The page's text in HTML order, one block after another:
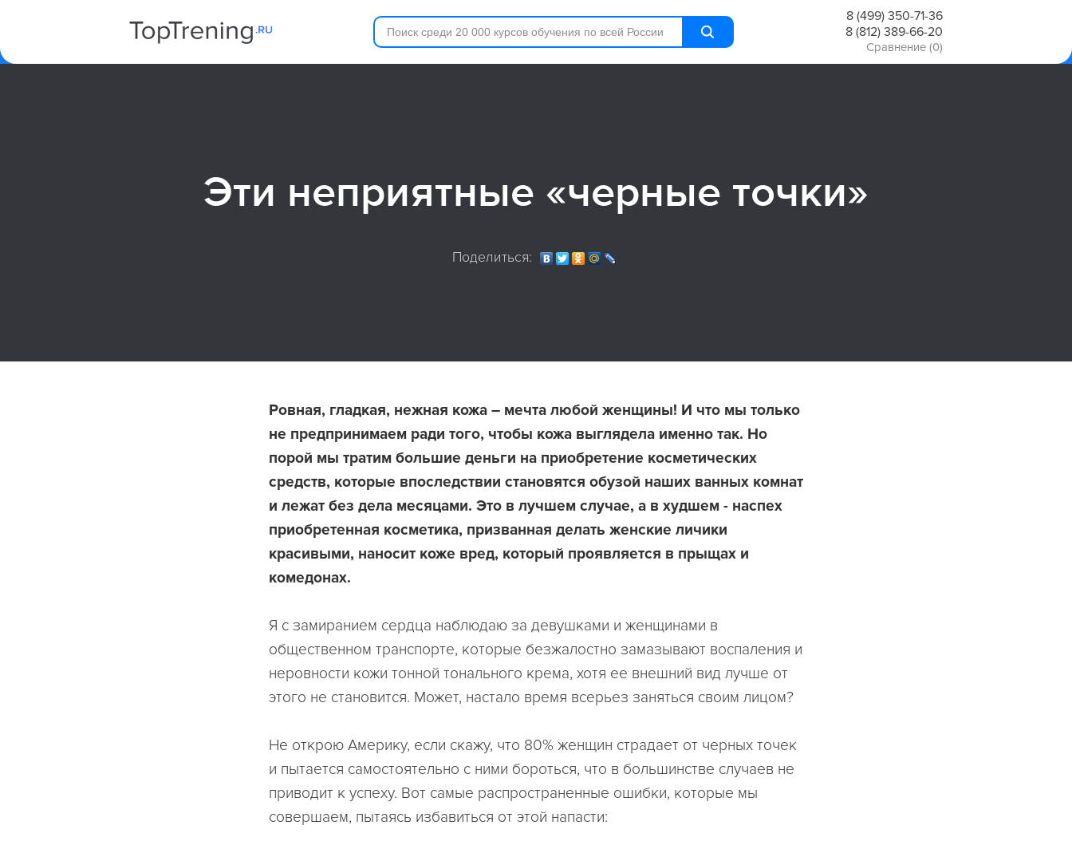
8 (499) 350-71-36
8 (812) 389-66-20
Сравнение (0)
Эти неприятные «черные точки»
Поделиться:
Ровная, гладкая, нежная кожа – мечта любой женщины! И что мы только
не предпринимаем ради того, чтобы кожа выглядела именно так. Но
порой мы тратим большие деньги на приобретение косметических
средств, которые впоследствии становятся обузой наших ванных комнат
и лежат без дела месяцами. Это в лучшем случае, а в худшем - наспех
приобретенная косметика, призванная делать женские личики
красивыми, наносит коже вред, который проявляется в прыщах и
комедонах.
Я с замиранием сердца наблюдаю за девушками и женщинами в
общественном транспорте, которые безжалостно замазывают воспаления и
неровности кожи тонной тонального крема, хотя ее внешний вид лучше от
этого не становится. Может, настало время всерьез заняться своим лицом?
Не открою Америку, если скажу, что 80% женщин страдает от черных точек
и пытается самостоятельно с ними бороться, что в большинстве случаев не
приводит к успеху. Вот самые распространенные ошибки, которые мы
совершаем, пытаясь избавиться от этой напасти: